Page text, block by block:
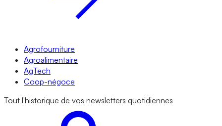
Agrofourniture
Agroalimentaire
AgTech
Coop-négoce
Tout l'historique de vos newsletters quotidiennes